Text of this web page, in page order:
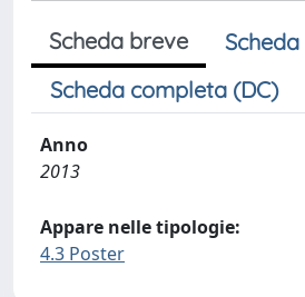
Scheda breve
Scheda completa (DC)
Anno
2013
Appare nelle tipologie:
4.3 Poster